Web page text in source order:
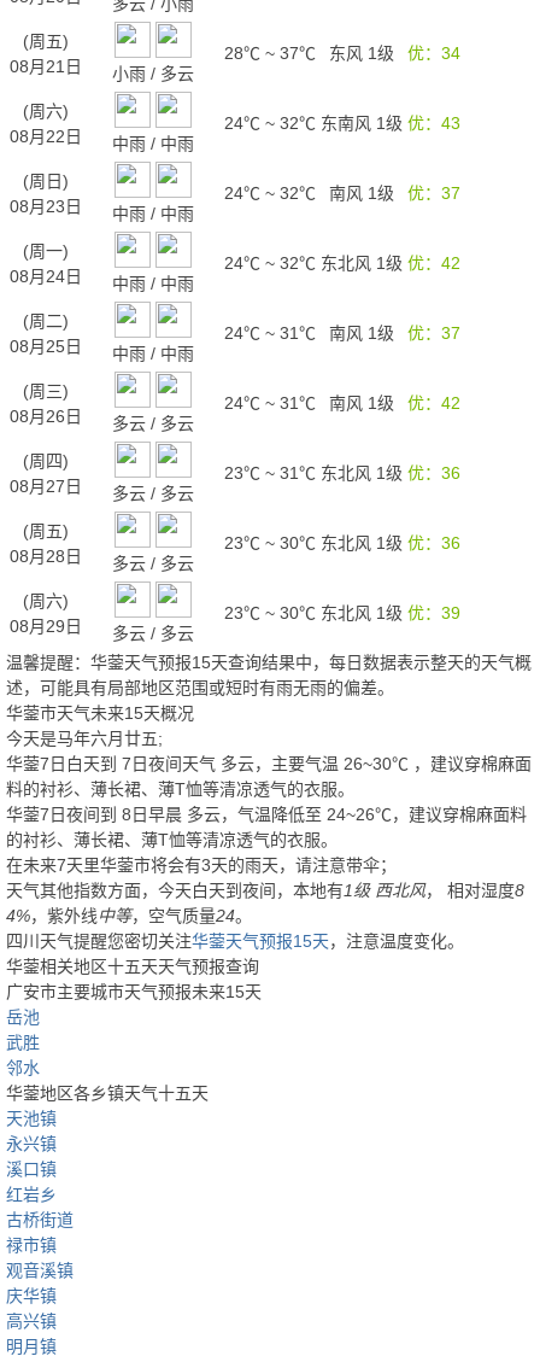
(周五)
08月21日
小雨 / 多云
28℃ ~ 37℃ 东风 1级 优：34
(周六)
08月22日
中雨 / 中雨
24℃ ~ 32℃ 东南风 1级 优：43
(周日)
08月23日
中雨 / 中雨
24℃ ~ 32℃ 南风 1级 优：37
(周一)
08月24日
中雨 / 中雨
24℃ ~ 32℃ 东北风 1级 优：42
(周二)
08月25日
中雨 / 中雨
24℃ ~ 31℃ 南风 1级 优：37
(周三)
08月26日
多云 / 多云
24℃ ~ 31℃ 南风 1级 优：42
(周四)
08月27日
多云 / 多云
23℃ ~ 31℃ 东北风 1级 优：36
(周五)
08月28日
多云 / 多云
23℃ ~ 30℃ 东北风 1级 优：36
(周六)
08月29日
多云 / 多云
23℃ ~ 30℃ 东北风 1级 优：39
温馨提醒：华蓥天气预报15天查询结果中，每日数据表示整天的天气概
述，可能具有局部地区范围或短时有雨无雨的偏差。
华蓥市天气未来15天概况
今天是马年六月廿五;
华蓥7日白天到 7日夜间天气 多云，主要气温 26~30℃ ，建议穿棉麻面
料的衬衫、薄长裙、薄T恤等清凉透气的衣服。
华蓥7日夜间到 8日早晨 多云，气温降低至 24~26℃，建议穿棉麻面料
的衬衫、薄长裙、薄T恤等清凉透气的衣服。
在未来7天里华蓥市将会有3天的雨天，请注意带伞；
天气其他指数方面，今天白天到夜间，本地有1级 西北风， 相对湿度8
4%，紫外线中等，空气质量24。
四川天气提醒您密切关注华蓥天气预报15天，注意温度变化。
华蓥相关地区十五天天气预报查询
广安市主要城市天气预报未来15天
岳池
武胜
邻水
华蓥地区各乡镇天气十五天
天池镇
永兴镇
溪口镇
红岩乡
古桥街道
禄市镇
观音溪镇
庆华镇
高兴镇
明月镇